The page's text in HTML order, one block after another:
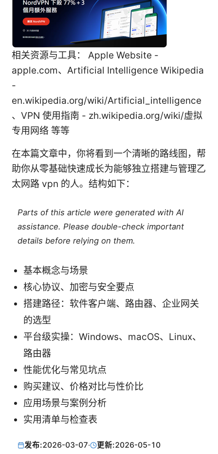
相关资源与工具： Apple Website -
apple.com、Artificial Intelligence Wikipedia
-
en.wikipedia.org/wiki/Artificial_intelligence
、VPN 使用指南 - zh.wikipedia.org/wiki/虚拟
专用网络 等等
在本篇文章中，你将看到一个清晰的路线图，帮
助你从零基础快速成长为能够独立搭建与管理乙
太网路 vpn 的人。结构如下：
Parts of this article were generated with AI
assistance. Please double-check important
details before relying on them.
基本概念与场景
核心协议、加密与安全要点
搭建路径：软件客户端、路由器、企业网关
的选型
平台级实操：Windows、macOS、Linux、
路由器
性能优化与常见坑点
购买建议、价格对比与性价比
应用场景与案例分析
实用清单与检查表
发布:2026-03-07· 更新:2026-05-10